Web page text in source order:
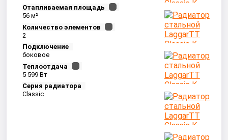
Отапливаемая площадь
56 м²
Количество элементов
2
Подключение
боковое
Теплоотдача
5 599 Вт
Серия радиатора
Classic